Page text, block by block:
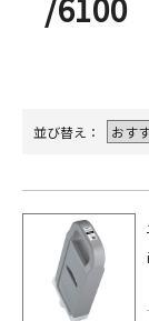
/6100
並び替え：